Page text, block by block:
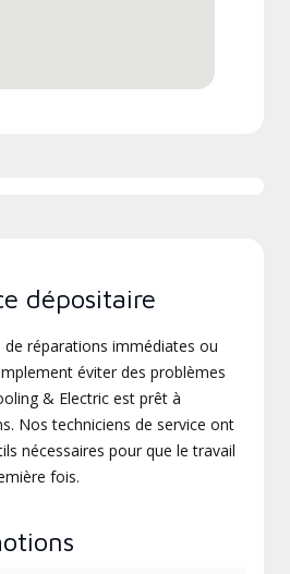
dépositaire
de réparations immédiates ou
éviter des problèmes
& Electric est prêt à
Nos techniciens de service ont
nécessaires pour que le travail
fois.